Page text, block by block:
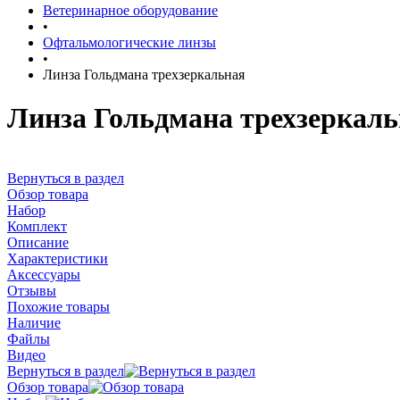
Ветеринарное оборудование
•
Офтальмологические линзы
•
Линза Гольдмана трехзеркальная
Линза Гольдмана
Вернуться в раздел
Обзор товара
Набор
Комплект
Описание
Характеристики
Аксессуары
Отзывы
Похожие товары
Наличие
Файлы
Видео
Вернуться в раздел
Обзор товара